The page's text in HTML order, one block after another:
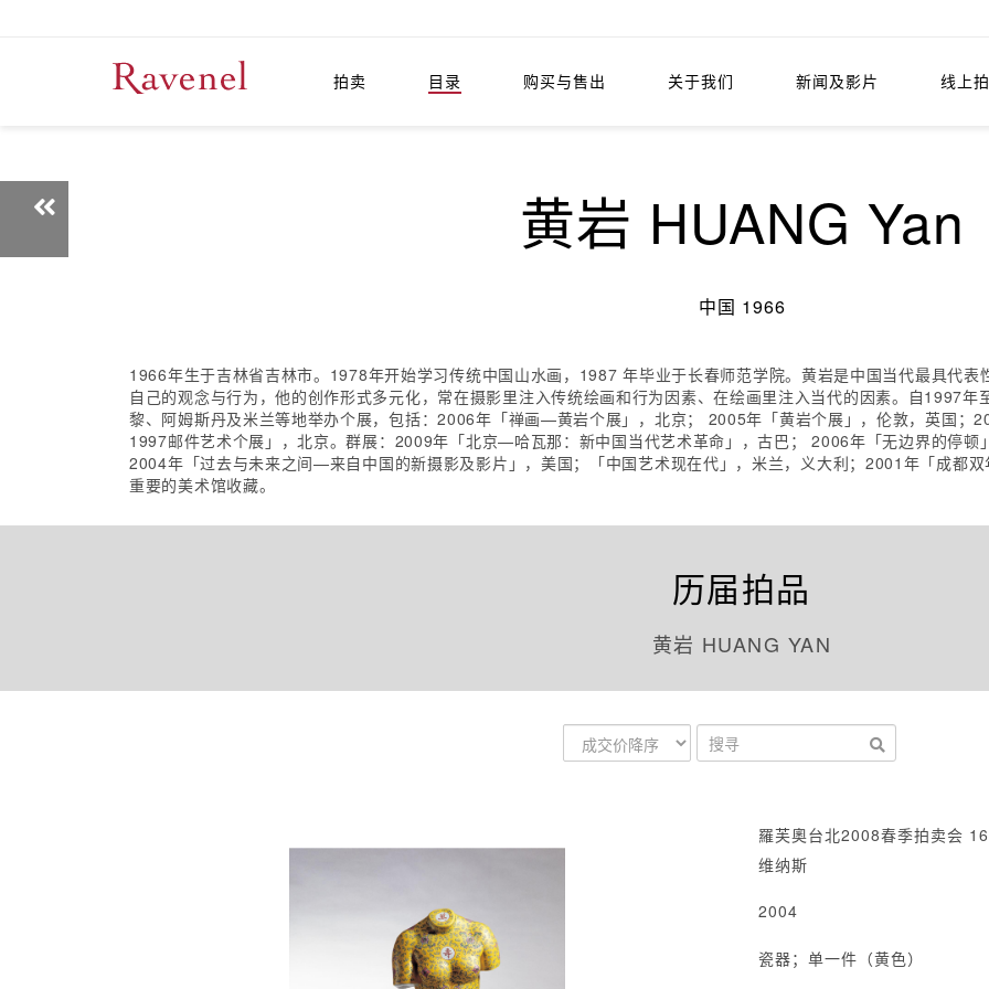
拍卖 目录 购买与售出 关于我们 新闻及影片 线上
黄岩 HUANG Yan
中国 1966
1966年生于吉林省吉林市。1978年开始学习传统中国山水画，1987 年毕业于长春师范学院。黄岩是中国当代最具代
自己的观念与行为，他的创作形式多元化，常在摄影里注入传统绘画和行为因素、在绘画里注入当代的因素。自1997
黎、阿姆斯丹及米兰等地举办个展，包括：2006年「禅画—黄岩个展」，北京； 2005年「黄岩个展」，伦敦，英国
1997邮件艺术个展」，北京。群展：2009年「北京—哈瓦那：新中国当代艺术革命」，古巴； 2006年「无边界的停
2004年「过去与未来之间—来自中国的新摄影及影片」，美国；「中国艺术现在代」，米兰，义大利；2001年「成都
重要的美术馆收藏。
历届拍品
黄岩 HUANG YAN
羅芙奧台北2008春季拍卖会
维纳斯
2004
瓷器；单一件（黄色）